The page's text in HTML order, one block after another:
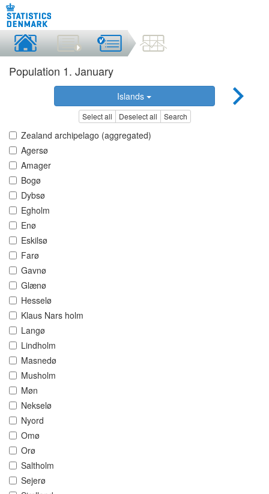
Population 1. January
Islands
Select all Deselect all Search
Zealand archipelago (aggregated)
Agersø
Amager
Bogø
Dybsø
Egholm
Enø
Eskilsø
Farø
Gavnø
Glænø
Hesselø
Klaus Nars holm
Langø
Lindholm
Masnedø
Musholm
Møn
Nekselø
Nyord
Omø
Orø
Saltholm
Sejerø